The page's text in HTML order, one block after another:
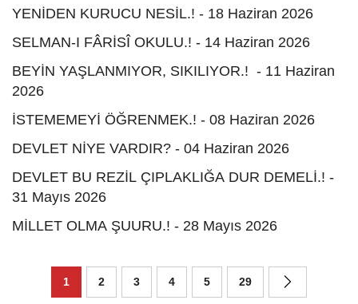
YENİDEN KURUCU NESİL.! - 18 Haziran 2026
SELMAN-I FÂRİSÎ OKULU.! - 14 Haziran 2026
BEYİN YAŞLANMIYOR, SIKILIYOR.! - 11 Haziran
2026
İSTEMEMEYİ ÖĞRENMEK.! - 08 Haziran 2026
DEVLET NİYE VARDIR? - 04 Haziran 2026
DEVLET BU REZİL ÇIPLAKLIĞA DUR DEMELİ.! -
31 Mayıs 2026
MİLLET OLMA ŞUURU.! - 28 Mayıs 2026
1 2 3 4 5 29